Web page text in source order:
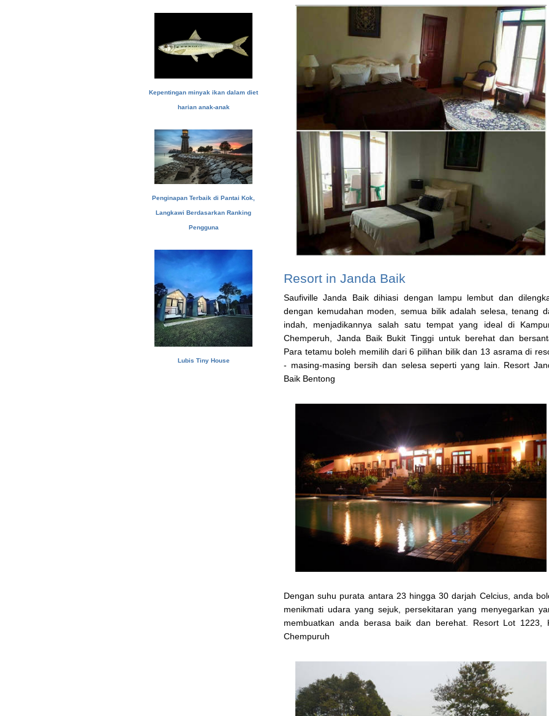
Kepentingan minyak ikan dalam diet
harian anak-anak
Penginapan Terbaik di Pantai Kok,
Langkawi Berdasarkan Ranking
Pengguna
Lubis Tiny House
Resort in Janda Baik
Saufiville Janda Baik dihiasi dengan lampu lembut dan
dengan kemudahan moden, semua bilik adalah selesa, tenang
indah, menjadikannya salah satu tempat yang ideal di
Chemperuh, Janda Baik Bukit Tinggi untuk berehat dan
Para tetamu boleh memilih dari 6 pilihan bilik dan 13 asrama di
- masing-masing bersih dan selesa seperti yang lain. Resort
Baik Bentong
Dengan suhu purata antara 23 hingga 30 darjah Celcius, anda
menikmati udara yang sejuk, persekitaran yang menyegarkan
membuatkan anda berasa baik dan berehat. Resort Lot 1223,
Chempuruh